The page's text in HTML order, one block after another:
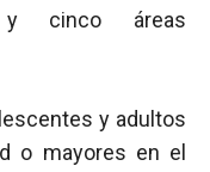
y cinco áreas
y adultos
o mayores en el